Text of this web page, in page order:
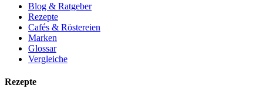
Blog & Ratgeber
Rezepte
Cafés & Röstereien
Marken
Glossar
Vergleiche
Rezepte